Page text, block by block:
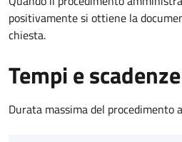
positivamente si ottiene la
chiesta.
Tempi e scadenze
Durata massima del